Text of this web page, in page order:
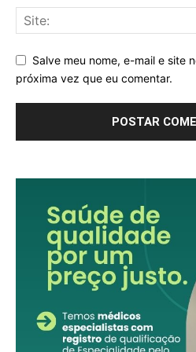
Salve meu nome, e-mail e site
próxima vez que eu comentar.